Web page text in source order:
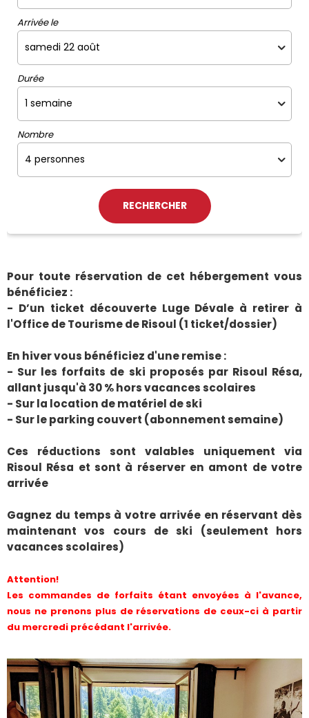
Arrivée le
Durée
Nombre
Pour toute réservation de cet hébergement vous
bénéficiez :
- D’un ticket découverte Luge Dévale à retirer à
l'Office de Tourisme de Risoul (1 ticket/dossier)
En hiver vous bénéficiez d'une remise :
- Sur les forfaits de ski proposés par Risoul Résa,
allant jusqu'à 30 % hors vacances scolaires
- Sur la location de matériel de ski
- Sur le parking couvert (abonnement semaine)
Ces réductions sont valables uniquement via
Risoul Résa et sont à réserver en amont de votre
arrivée
Gagnez du temps à votre arrivée en réservant dès
maintenant vos cours de ski (seulement hors
vacances scolaires)
Attention!
Les commandes de forfaits étant envoyées à l'avance,
nous ne prenons plus de réservations de ceux-ci à partir
du mercredi précédant l'arrivée.